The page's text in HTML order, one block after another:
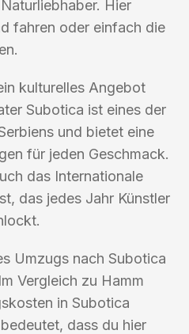
Hier
fahren oder einfach die
kulturelles Angebot
Subotica ist eines der
und bietet eine
für jeden Geschmack.
das Internationale
das jedes Jahr Künstler
Umzugs nach Subotica
Vergleich zu Hamm
in Subotica
dass du hier